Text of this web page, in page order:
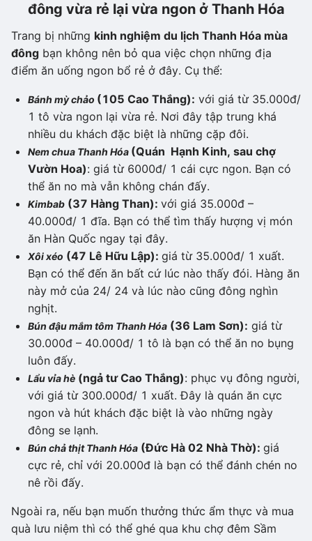
đông vừa rẻ lại vừa ngon ở Thanh Hóa
Trang bị những kinh nghiệm du lịch Thanh Hóa mùa
đông bạn không nên bỏ qua việc chọn những địa
điểm ăn uống ngon bổ rẻ ở đây. Cụ thể:
Bánh mỳ chảo (105 Cao Thắng): với giá từ 35.000đ/
1 tô vừa ngon lại vừa rẻ. Nơi đây tập trung khá
nhiều du khách đặc biệt là những cặp đôi.
Nem chua Thanh Hóa (Quán Hạnh Kinh, sau chợ
Vườn Hoa): giá từ 6000đ/ 1 cái cực ngon. Bạn có
thể ăn no mà vẫn không chán đấy.
Kimbab (37 Hàng Than): với giá 35.000đ –
40.000đ/ 1 đĩa. Bạn có thể tìm thấy hượng vị món
ăn Hàn Quốc ngay tại đây.
Xôi xéo (47 Lê Hữu Lập): giá từ 35.000đ/ 1 xuất.
Bạn có thể đến ăn bất cứ lúc nào thấy đói. Hàng ăn
này mở của 24/ 24 và lúc nào cũng đông nghìn
nghịt.
Bún đậu mắm tôm Thanh Hóa (36 Lam Sơn): giá từ
30.000đ – 40.000đ/ 1 tô là bạn có thể ăn no bụng
luôn đấy.
Lẩu vỉa hè (ngả tư Cao Thắng): phục vụ đông người,
với giá từ 300.000đ/ 1 xuất. Đây là quán ăn cực
ngon và hút khách đặc biệt là vào những ngày
đông se lạnh.
Bún chả thịt Thanh Hóa (Đức Hà 02 Nhà Thờ): giá
cực rẻ, chỉ với 20.000đ là bạn có thể đánh chén no
nê rồi đấy.
Ngoài ra, nếu bạn muốn thưởng thức ẩm thực và mua
quà lưu niệm thì có thể ghé qua khu chợ đêm Sầm